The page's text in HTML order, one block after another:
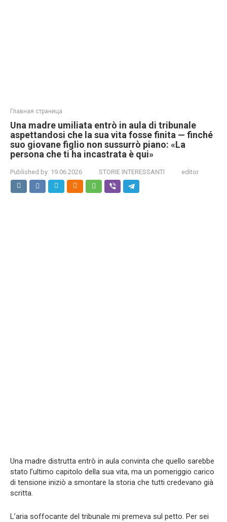
Главная страница
Una madre umiliata entrò in aula di tribunale
aspettandosi che la sua vita fosse finita — finché
suo giovane figlio non sussurrò piano: «La
persona che ti ha incastrata è qui»
Published by: 19.06.2026 STORIE INTERESSANTI editor
Una madre distrutta entrò in aula convinta che quello sarebbe
stato l’ultimo capitolo della sua vita, ma un pomeriggio carico
di tensione iniziò a smontare la storia che tutti credevano già
scritta.
L’aria soffocante del tribunale mi premeva sul petto. Per sei